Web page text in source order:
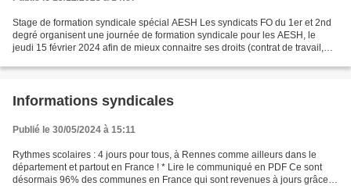
Stage de formation syndicale spécial AESH Les syndicats FO du 1er et 2nd
degré organisent une journée de formation syndicale pour les AESH, le
jeudi 15 février 2024 afin de mieux connaitre ses droits (contrat de travail,
Informations syndicales
Publié le 30/05/2024 à 15:11
Rythmes scolaires : 4 jours pour tous, à Rennes comme ailleurs dans le
département et partout en France ! * Lire le communiqué en PDF Ce sont
désormais 96% des communes en France qui sont revenues à jours grâce